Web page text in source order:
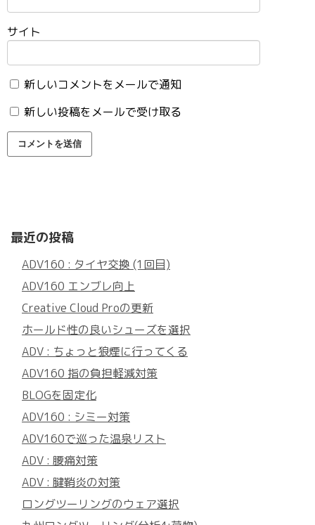
サイト
新しいコメントをメールで通知
新しい投稿をメールで受け取る
最近の投稿
ADV160 : タイヤ交換 (1回目)
ADV160 エンブレ向上
Creative Cloud Proの更新
ホールド性の良いシューズを選択
ADV : ちょっと狼煙に行ってくる
ADV160 指の負担軽減対策
BLOGを固定化
ADV160 : シミー対策
ADV160で巡った温泉リスト
ADV : 腰痛対策
ADV : 腱鞘炎の対策
ロングツーリングのウェア選択